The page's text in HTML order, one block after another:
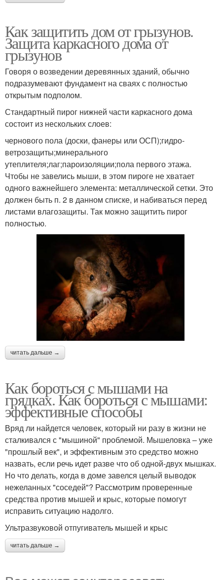
Как защитить дом от грызунов.
Защита каркасного дома от
грызунов
Говоря о возведении деревянных зданий, обычно
подразумевают фундамент на сваях с полностью
открытым подполом.
Стандартный пирог нижней части каркасного дома
состоит из нескольких слоев:
чернового пола (доски, фанеры или ОСП);гидро-
ветрозащиты;минерального
утеплителя;лаг;пароизоляции;пола первого этажа.
Чтобы не завелись мыши, в этом пироге не хватает
одного важнейшего элемента: металлической сетки. Это
должен быть п. 2 в данном списке, и набиваться перед
листами влагозащиты. Так можно защитить пирог
полностью.
читать дальше →
Как бороться с мышами на
грядках. Как бороться с мышами:
эффективные способы
Вряд ли найдется человек, который ни разу в жизни не
сталкивался с "мышиной" проблемой. Мышеловка – уже
"прошлый век", и эффективным это средство можно
назвать, если речь идет разве что об одной-двух мышках.
Но что делать, когда в доме завелся целый выводок
нежеланных "соседей"? Рассмотрим проверенные
средства против мышей и крыс, которые помогут
исправить ситуацию надолго.
Ультразвуковой отпугиватель мышей и крыс
читать дальше →